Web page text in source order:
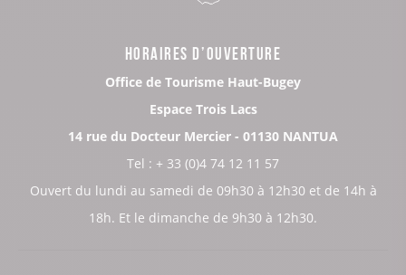
HORAIRES D’OUVERTURE
Office de Tourisme Haut-Bugey
Espace Trois Lacs
14 rue du Docteur Mercier - 01130 NANTUA
Tel : + 33 (0)4 74 12 11 57
Ouvert du lundi au samedi de 09h30 à 12h30 et de 14h à
18h. Et le dimanche de 9h30 à 12h30.